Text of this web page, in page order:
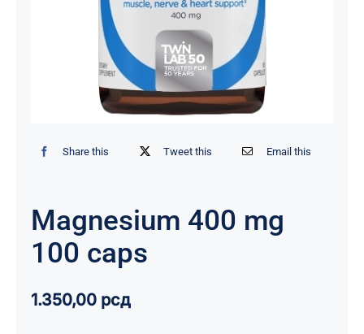
Share this Tweet this Email this
Magnesium 400 mg
100 caps
1.350,00 рсд